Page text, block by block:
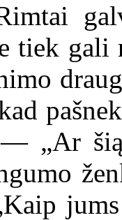
tiek gali
— „Ar